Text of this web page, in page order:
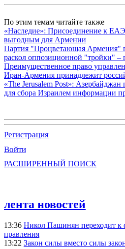
По этим темам читайте также
«Наследие»: Присоединение к
выгодным для Армении
Партия "Процветающая Армения"
раскол оппозиционной "тройки" –
Преимущественное право
Иран-Армения принадлежит
«The Jerusalem Post»:
для сбора Израилем информации
Регистрация
Войти
РАСШИРЕННЫЙ ПОИСК
лента новостей
13:36 Никол Пашинян переходит к
правления
13:22 Закон силы вместо силы